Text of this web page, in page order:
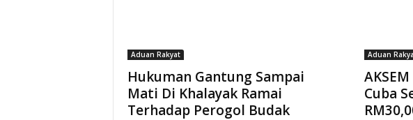
Aduan Rakyat
Hukuman Gantung Sampai
Mati Di Khalayak Ramai
Terhadap Perogol Budak
Aduan
Cuba